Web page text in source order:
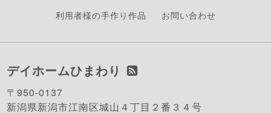
利用者様の手作り作品
お問い合わせ
デイホームひまわり
〒950-0137
新潟県新潟市江南区城山４丁目２番３４号